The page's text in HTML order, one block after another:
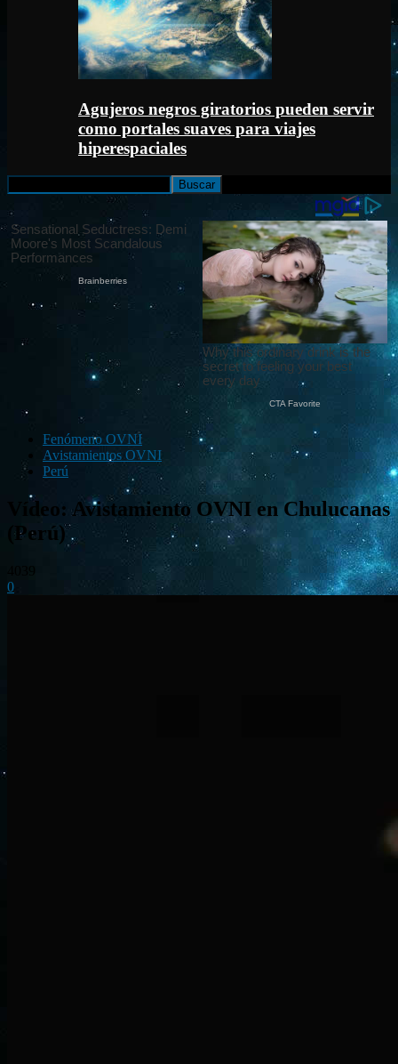
Agujeros negros giratorios pueden servir
como portales suaves para viajes
hiperespaciales
Fenómeno OVNI
Avistamientos OVNI
Perú
Vídeo: Avistamiento OVNI en Chulucanas
(Perú)
0